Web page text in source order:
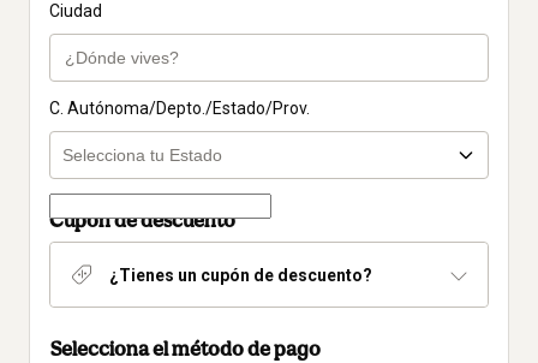
Ciudad
C. Autónoma/Depto./Estado/Prov.
Cupón de descuento
¿Tienes un cupón de descuento?
Selecciona el método de pago